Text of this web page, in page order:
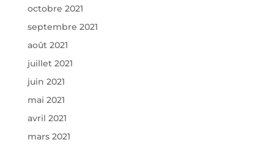
octobre 2021
septembre 2021
août 2021
juillet 2021
juin 2021
mai 2021
avril 2021
mars 2021